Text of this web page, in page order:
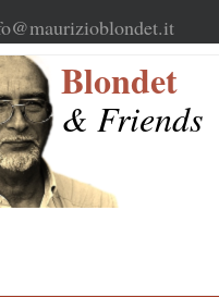
Blondet
& Friends